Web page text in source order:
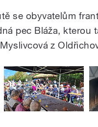
se obyvatelům
pec Bláža, kterou
z